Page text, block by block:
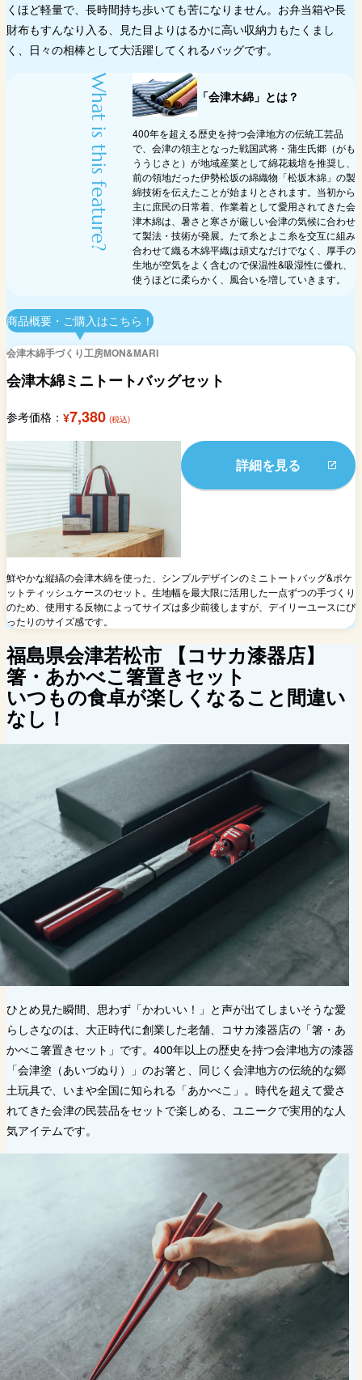
くほど軽量で、長時間持ち歩いても苦になりません。お弁当箱や長
財布もすんなり入る、見た目よりはるかに高い収納力もたくまし
く、日々の相棒として大活躍してくれるバッグです。
What is this feature? 「会津木綿」とは？
400年を超える歴史を持つ会津地方の伝統工芸品
で、会津の領主となった戦国武将・蒲生氏郷（がも
ううじさと）が地域産業として綿花栽培を推奨し、
前の領地だった伊勢松坂の綿織物「松坂木綿」の製
綿技術を伝えたことが始まりとされます。当初から
主に庶民の日常着、作業着として愛用されてきた会
津木綿は、暑さと寒さが厳しい会津の気候に合わせ
て製法・技術が発展。たて糸とよこ糸を交互に組み
合わせて織る木綿平織は頑丈なだけでなく、厚手の
生地が空気をよく含むので保温性&吸湿性に優れ、
使うほどに柔らかく、風合いを増していきます。
商品概要・ご購入はこちら！
会津木綿手づくり工房MON&MARI
会津木綿ミニトートバッグセット
参考価格： ¥7,380 (税込)
詳細を見る
鮮やかな縦縞の会津木綿を使った、シンプルデザインのミニトートバッグ&ポケ
ットティッシュケースのセット。生地幅を最大限に活用した一点ずつの手づくり
のため、使用する反物によってサイズは多少前後しますが、デイリーユースにぴ
ったりのサイズ感です。
福島県会津若松市 【コサカ漆器店】
箸・あかべこ箸置きセット
いつもの食卓が楽しくなること間違い
なし！
ひとめ見た瞬間、思わず「かわいい！」と声が出てしまいそうな愛
らしさなのは、大正時代に創業した老舗、コサカ漆器店の「箸・あ
かべこ箸置きセット」です。400年以上の歴史を持つ会津地方の漆器
「会津塗（あいづぬり）」のお箸と、同じく会津地方の伝統的な郷
土玩具で、いまや全国に知られる「あかべこ」。時代を超えて愛さ
れてきた会津の民芸品をセットで楽しめる、ユニークで実用的な人
気アイテムです。